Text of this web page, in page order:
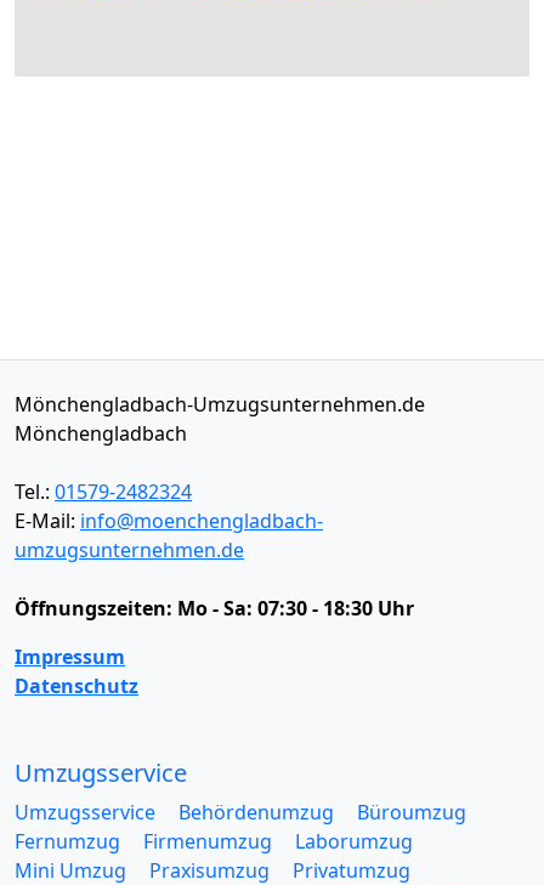
Mönchengladbach-Umzugsunternehmen.de
Mönchengladbach
Tel.: 01579-2482324
E-Mail: info@moenchengladbach-
umzugsunternehmen.de
Öffnungszeiten: Mo - Sa: 07:30 - 18:30 Uhr
Impressum
Datenschutz
Umzugsservice
Umzugsservice Behördenumzug
Büroumzug
Fernumzug
Firmenumzug
Laborumzug
Mini Umzug
Praxisumzug
Privatumzug